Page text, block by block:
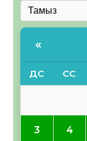
«
ДС СС
3 4